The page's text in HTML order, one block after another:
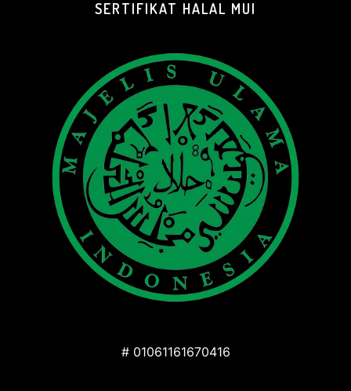
SERTIFIKAT HALAL MUI
# 01061161670416